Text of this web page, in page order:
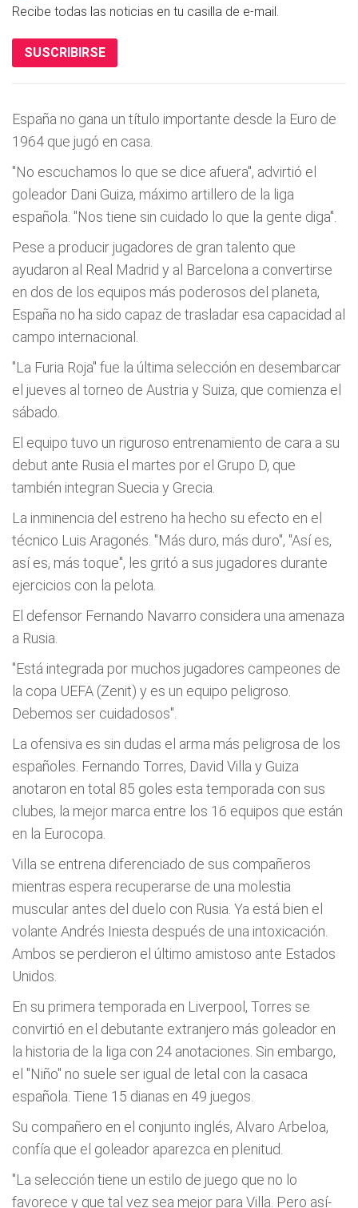
Recibe todas las noticias en tu casilla de e-mail.
SUSCRIBIRSE
España no gana un tí­tulo importante desde la Euro de
1964 que jugó en casa.
"No escuchamos lo que se dice afuera", advirtió el
goleador Dani Guiza, máximo artillero de la liga
española. "Nos tiene sin cuidado lo que la gente diga".
Pese a producir jugadores de gran talento que
ayudaron al Real Madrid y al Barcelona a convertirse
en dos de los equipos más poderosos del planeta,
España no ha sido capaz de trasladar esa capacidad al
campo internacional.
"La Furia Roja" fue la última selección en desembarcar
el jueves al torneo de Austria y Suiza, que comienza el
sábado.
El equipo tuvo un riguroso entrenamiento de cara a su
debut ante Rusia el martes por el Grupo D, que
también integran Suecia y Grecia.
La inminencia del estreno ha hecho su efecto en el
técnico Luis Aragonés. "Más duro, más duro", "Así­ es,
así­ es, más toque", les gritó a sus jugadores durante
ejercicios con la pelota.
El defensor Fernando Navarro considera una amenaza
a Rusia.
"Está integrada por muchos jugadores campeones de
la copa UEFA (Zenit) y es un equipo peligroso.
Debemos ser cuidadosos".
La ofensiva es sin dudas el arma más peligrosa de los
españoles. Fernando Torres, David Villa y Guiza
anotaron en total 85 goles esta temporada con sus
clubes, la mejor marca entre los 16 equipos que están
en la Eurocopa.
Villa se entrena diferenciado de sus compañeros
mientras espera recuperarse de una molestia
muscular antes del duelo con Rusia. Ya está bien el
volante Andrés Iniesta después de una intoxicación.
Ambos se perdieron el último amistoso ante Estados
Unidos.
En su primera temporada en Liverpool, Torres se
convirtió en el debutante extranjero más goleador en
la historia de la liga con 24 anotaciones. Sin embargo,
el "Niño" no suele ser igual de letal con la casaca
española. Tiene 15 dianas en 49 juegos.
Su compañero en el conjunto inglés, Alvaro Arbeloa,
confí­a que el goleador aparezca en plenitud.
"La selección tiene un estilo de juego que no lo
favorece y que tal vez sea mejor para Villa. Pero así­